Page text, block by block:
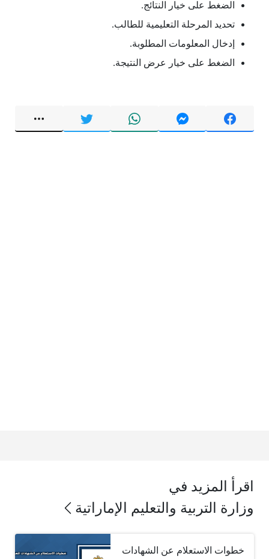
الضغط على خيار النتائج.
تحديد المرحلة التعليمية للطالب.
إدخال المعلومات المطلوبة.
الضغط على خيار عرض النتيجة.
اقرأ المزيد في
وزارة التربية والتعليم الإماراتية
خطوات الاستعلام عن الشهادات